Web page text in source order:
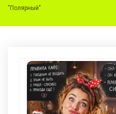
"Полярный"